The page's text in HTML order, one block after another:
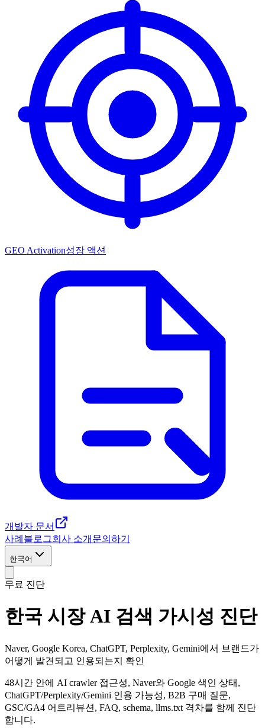
GEO Activation성장 액션
개발자 문서
사례 블로그회사 소개 문의하기
한국어
무료 진단
한국 시장 AI 검색 가시성 진단
Naver, Google Korea, ChatGPT, Perplexity, Gemini에서 브랜드가
어떻게 발견되고 인용되는지 확인
48시간 안에 AI crawler 접근성, Naver와 Google 색인 상태,
ChatGPT/Perplexity/Gemini 인용 가능성, B2B 구매 질문,
GSC/GA4 어트리뷰션, FAQ, schema, llms.txt 격차를 함께 진단
합니다.